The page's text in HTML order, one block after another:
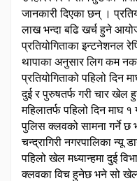
जानकारी दिएका छन् ।
लाख भन्दा बढि खर्च हुने
प्रतियोगिताका इन्टनेशनल
थापाका अनुसार लिग कम
प्रतियोगिताको पहिलो दिन
दुई र पुरुषतर्फ गरी चार खेल
महिलातर्फ पहिलो दिन माघ
पुलिस क्लवको सामना गर्ने छ
चन्द्रागिरी नगरपालिका
पहिलो खेल मध्यान्हमा दुई
क्लवका विच हुनेछ भने सो